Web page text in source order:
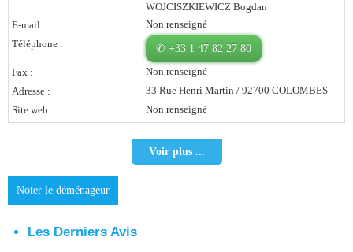
Quels Bénéfices Pour Ma Société ?
Témoignages Adhérents
Comment S’inscrire ?
Donnez Votre Avis
WOJCISZKIEWICZ Bogdan
E-mail :
Non renseigné
Téléphone :
✆ +33 1 47 82 27 80
Fax :
Non renseigné
Adresse :
33 Rue Henri Martin / 92700 COLOMBES
Site web :
Non renseigné
Voir plus ...
Noter le déménageur
Les Derniers Avis